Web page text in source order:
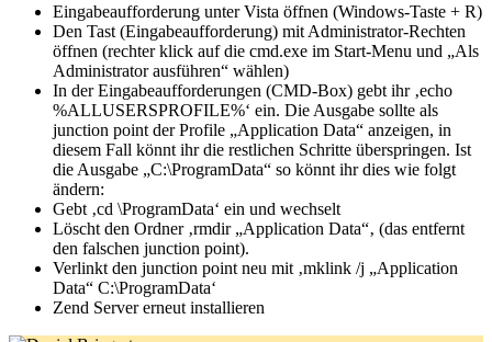
Eingabeaufforderung unter Vista öffnen (Windows-Taste + R)
Den Tast (Eingabeaufforderung) mit Administrator-Rechten
öffnen (rechter klick auf die cmd.exe im Start-Menu und „Als
Administrator ausführen“ wählen)
In der Eingabeaufforderungen (CMD-Box) gebt ihr ‚echo
%ALLUSERSPROFILE%‘ ein. Die Ausgabe sollte als
junction point der Profile „Application Data“ anzeigen, in
diesem Fall könnt ihr die restlichen Schritte überspringen. Ist
die Ausgabe „C:\ProgramData“ so könnt ihr dies wie folgt
ändern:
Gebt ‚cd \ProgramData‘ ein und wechselt
Löscht den Ordner ‚rmdir „Application Data“‚ (das entfernt
den falschen junction point).
Verlinkt den junction point neu mit ‚mklink /j „Application
Data“ C:\ProgramData‘
Zend Server erneut installieren